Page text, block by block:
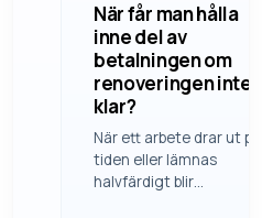
När får man hålla
inne del av
betalningen om
renoveringen inte är
klar?
När ett arbete drar ut på
tiden eller lämnas
halvfärdigt blir